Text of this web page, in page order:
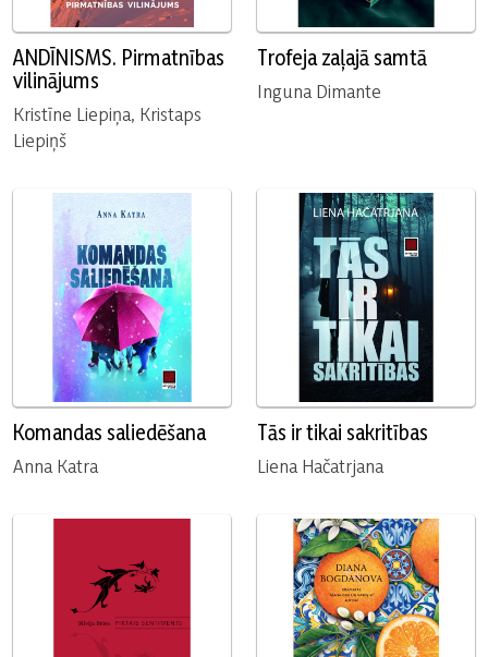
ANDĪNISMS. Pirmatnības
vilinājums
Kristīne Liepiņa, Kristaps
Liepiņš
Trofeja zaļajā samtā
Inguna Dimante
Komandas saliedēšana
Anna Katra
Tās ir tikai sakritības
Liena Hačatrjana